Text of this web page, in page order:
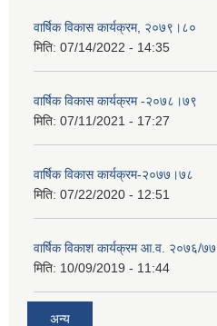
वार्षिक विकास कार्यक्रम, २०७९।८०
मिति: 07/14/2022 - 14:35
वार्षिक विकास कार्यक्रम -२०७८।७९
मिति: 07/11/2021 - 17:27
वार्षिक विकास कार्यक्रम-२०७७।७८
मिति: 07/22/2020 - 12:51
वार्षिक विकाश कार्यक्रम आ.व. २०७६/७७
मिति: 10/09/2019 - 11:44
अन्य